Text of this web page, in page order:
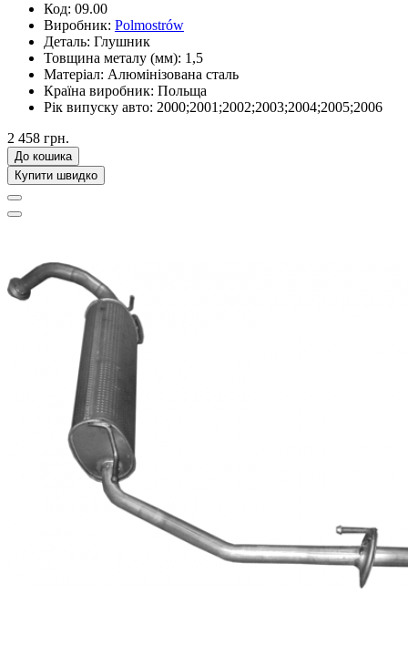
Код: 09.00
Виробник: Polmostrów
Деталь: Глушник
Товщина металу (мм): 1,5
Матеріал: Алюмінізована сталь
Країна виробник: Польща
Рік випуску авто: 2000;2001;2002;2003;2004;2005;2006
2 458 грн.
До кошика
Купити швидко